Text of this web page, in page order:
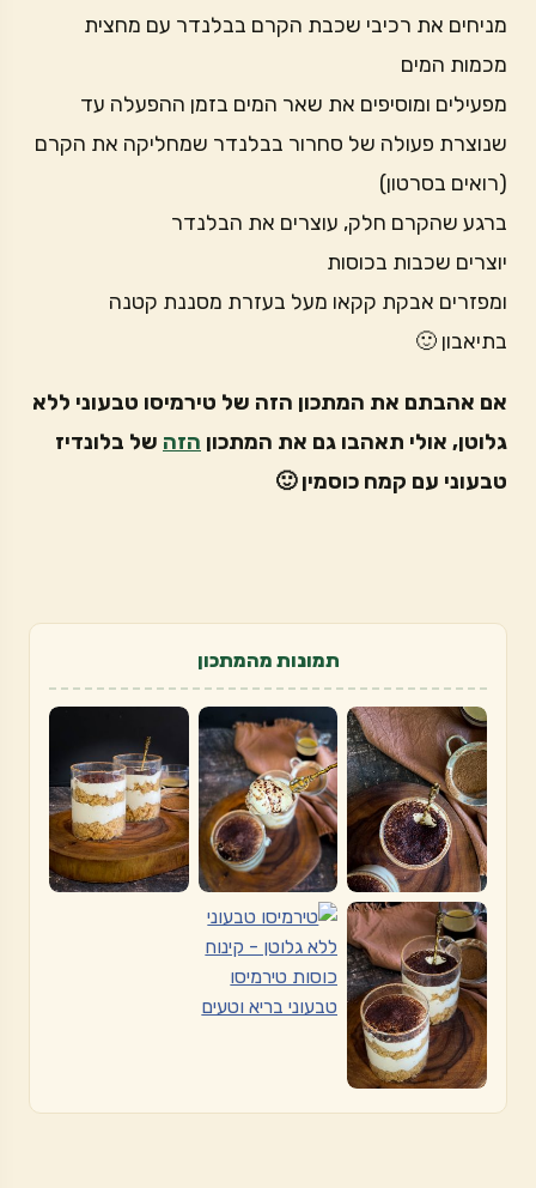
מניחים את רכיבי שכבת הקרם בבלנדר עם מחצית
מכמות המים
מפעילים ומוסיפים את שאר המים בזמן ההפעלה עד
שנוצרת פעולה של סחרור בבלנדר שמחליקה את הקרם
(רואים בסרטון)
ברגע שהקרם חלק, עוצרים את הבלנדר
יוצרים שכבות בכוסות
ומפזרים אבקת קקאו מעל בעזרת מסננת קטנה
בתיאבון 🙂
אם אהבתם את המתכון הזה של טירמיסו טבעוני ללא
גלוטן, אולי תאהבו גם את המתכון הזה של בלונדיז
טבעוני עם קמח כוסמין 🙂
תמונות מהמתכון